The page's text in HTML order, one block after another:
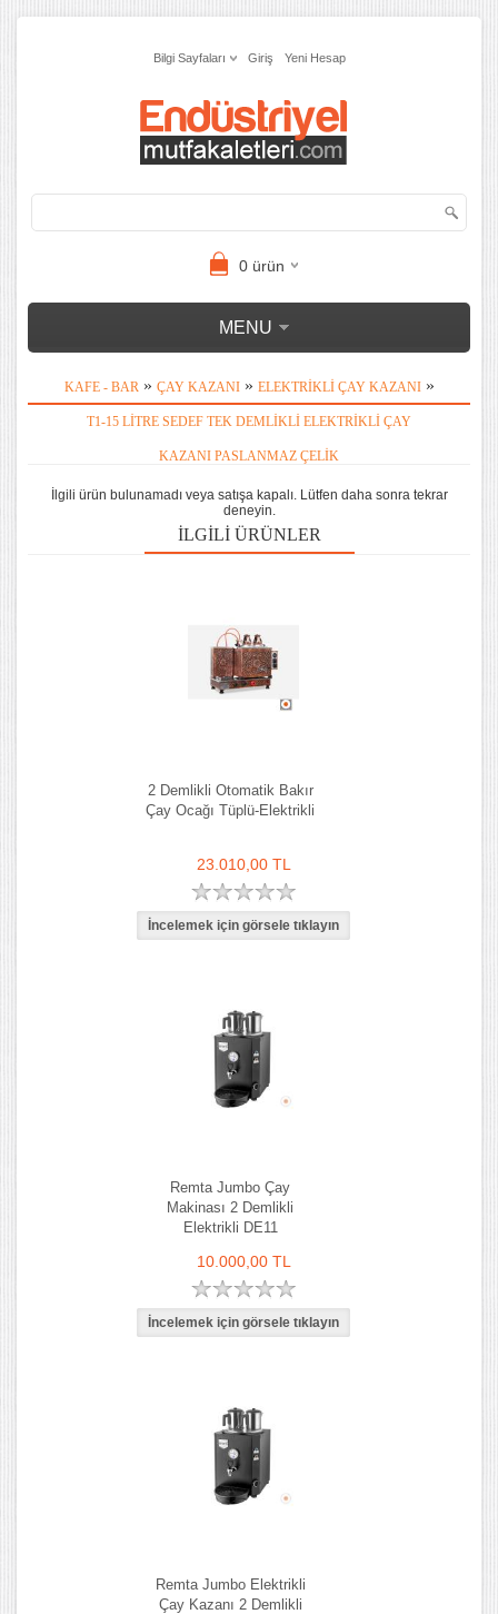
Bilgi Sayfaları Giriş Yeni Hesap
0ürün
MENU
KAFE - BAR » ÇAY KAZANI» ELEKTRIKLI ÇAY KAZANI»
T1-15 LITRE SEDEF TEK DEMLIKLI ELEKTRIKLI ÇAY
KAZANI PASLANMAZ ÇELIK
İlgili ürün bulunamadı veya satışa kapalı. Lütfen daha sonra tekrar
deneyin.
İLGILI ÜRÜNLER
2 Demlikli Otomatik Bakır
Çay Ocağı Tüplü-Elektrikli
23.010,00 TL
Remta Jumbo Çay
Makinası 2 Demlikli
Elektrikli DE11
10.000,00 TL
Remta Jumbo Elektrikli
Çay Kazanı 2 Demlikli